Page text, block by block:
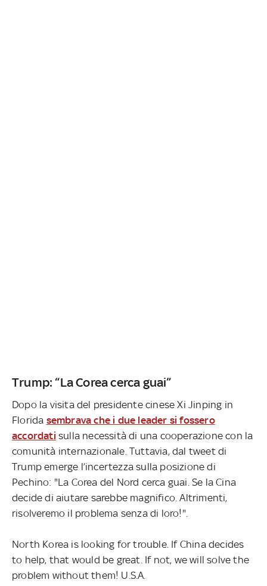
Trump: “La Corea cerca guai”
Dopo la visita del presidente cinese Xi Jinping in
Florida sembrava che i due leader si fossero
accordati sulla necessità di una cooperazione con la
comunità internazionale. Tuttavia, dal tweet di
Trump emerge l’incertezza sulla posizione di
Pechino: "La Corea del Nord cerca guai. Se la Cina
decide di aiutare sarebbe magnifico. Altrimenti,
risolveremo il problema senza di loro!".
North Korea is looking for trouble. If China decides
to help, that would be great. If not, we will solve the
problem without them! U.S.A.